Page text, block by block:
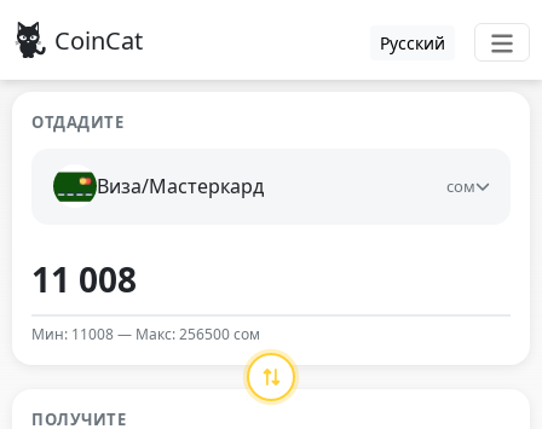
CoinCat Русский
ОТДАДИТЕ
Виза/Мастеркард сом
Мин: 11008 — Макс: 256500 сом
ПОЛУЧИТЕ